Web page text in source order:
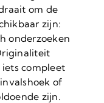
om de
zijn:
onderzoeken
compleet
of
zijn.